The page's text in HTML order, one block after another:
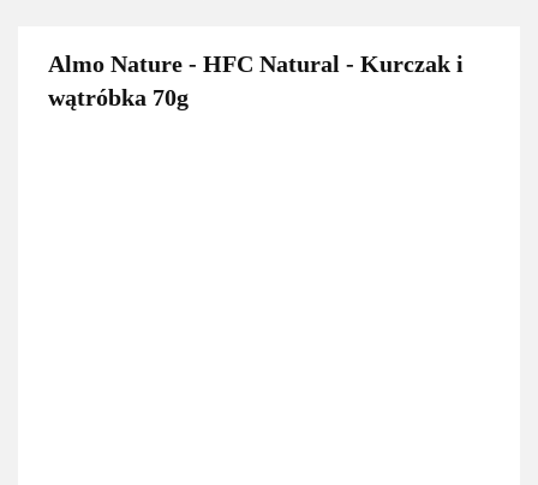
Almo Nature - HFC Natural - Kurczak i
wątróbka 70g